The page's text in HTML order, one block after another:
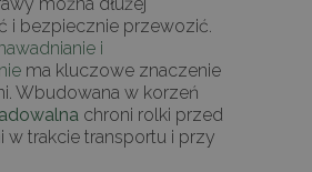
można dłużej
i bezpiecznie przewozić.
i
ma kluczowe znaczenie
Wbudowana w korzeń
chroni rolki przed
w trakcie transportu i przy